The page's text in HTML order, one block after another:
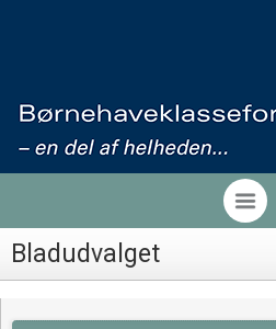
Bladudvalget